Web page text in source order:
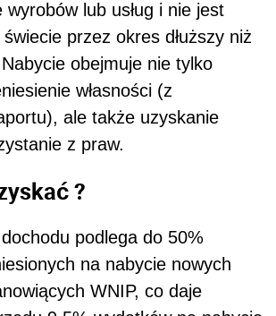
wyrobów lub usług i nie jest
przez okres dłuższy niż
obejmuje nie tylko
własności (z
ale także uzyskanie
z praw.
?
podlega do 50%
na nabycie nowych
WNIP, co daje